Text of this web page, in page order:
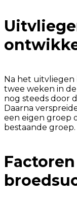
Na het
twee weken in
nog steeds door
Daarna
een eigen groep
bestaande groep.